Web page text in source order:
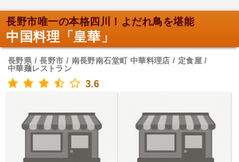
長野市唯一の本格四川！よだれ鳥を堪能
中国料理「皇華」
長野県 / 長野市 / 南長野南石堂町 中華料理店 / 定食屋 /
中華麺レストラン
3.6